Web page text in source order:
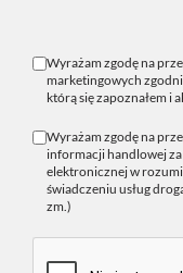
Wyrażam zgodę na
marketingowych
którą się zapoznałem i
Wyrażam zgodę na
informacji handlowej
elektronicznej w
świadczeniu usług
zm.)